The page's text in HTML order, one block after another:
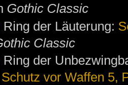
Gothic Classic
Ring der Läuterung:
Classic
Ring der
Schutz vor Waffen 5,